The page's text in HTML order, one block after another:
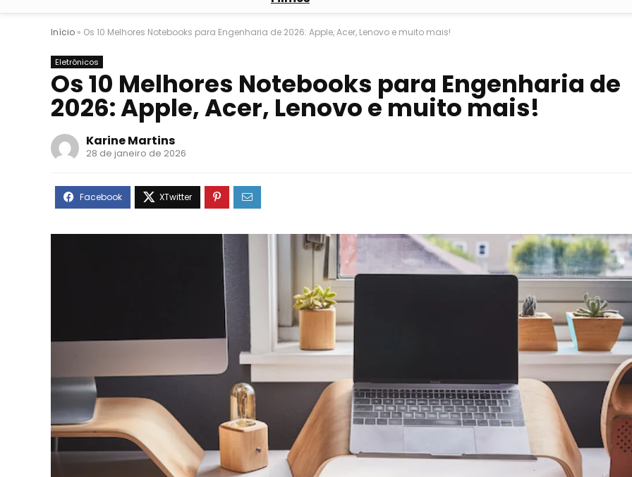
Início » Os 10 Melhores Notebooks para Engenharia de 2026: Apple, Acer, Lenovo e muito mais!
Eletrônicos
Os 10 Melhores Notebooks para Engenharia de
2026: Apple, Acer, Lenovo e muito mais!
Karine Martins
28 de janeiro de 2026